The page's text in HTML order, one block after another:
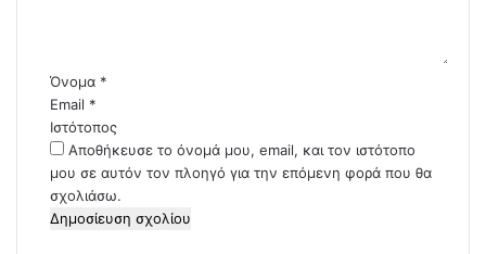
Όνομα *
Email *
Ιστότοπος
Αποθήκευσε το όνομά μου, email, και τον ιστότοπο
μου σε αυτόν τον πλοηγό για την επόμενη φορά που θα
σχολιάσω.